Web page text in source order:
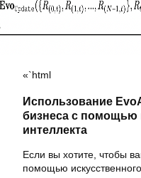
«`html
Использование
бизнеса с помощью
интеллекта
Если вы хотите, чтобы
помощью